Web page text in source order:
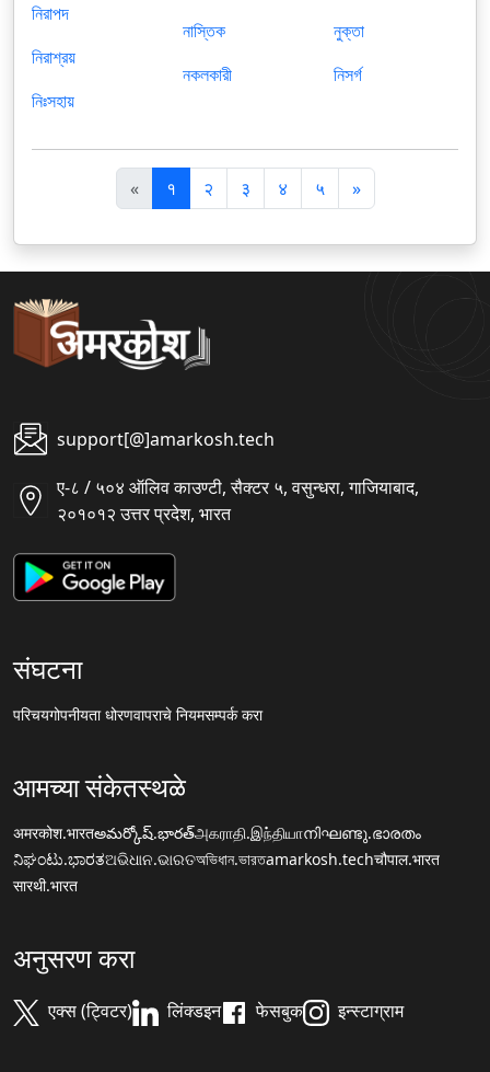
নিরাপদ
নিরাশ্রয়
নিঃসহায়
নাস্তিক
নকলকারী
নুক্তা
নিসর্গ
«पि
छ
ला
१ २ ३ ४ ५ »अ
ग
ला
support[@]amarkosh.tech
ए-८ / ५०४ ऑलिव काउण्टी, सैक्टर ५, वसुन्धरा, गाजियाबाद,
२०१०१२ उत्तर प्रदेश, भारत
संघटना
परिचयगोपनीयता धोरणवापराचे नियमसम्पर्क करा
आमच्या संकेतस्थळे
अमरकोश.भारतఅమర్కోష్.భారత్அகராதி.இந்தியாനിഘണ്ടു.ഭാരതം
ನಿಘಂಟು.ಭಾರತଅଭିଧାନ.ଭାରତঅভিধান.ভারতamarkosh.techचौपाल.भारत
सारथी.भारत
अनुसरण करा
एक्स (ट्विटर) लिंक्डइन फेसबुक इन्स्टाग्राम